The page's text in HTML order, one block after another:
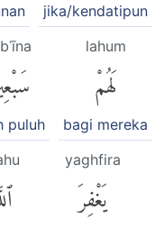
jika/kendatipun
lahum
لَهُمْ
bagi mereka
puluh
yaghfira
يَغْفِرَ